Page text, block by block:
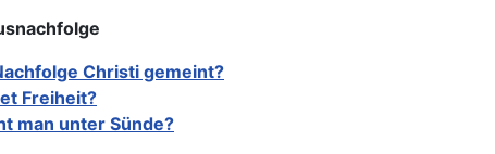
Christi gemeint?
Freiheit?
man unter Sünde?